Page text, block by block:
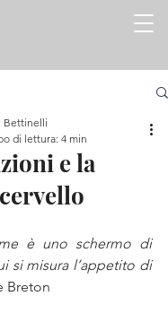
e la
Bettinelli
di lettura: 4 min
è uno schermo di
si misura l’appetito di
Breton